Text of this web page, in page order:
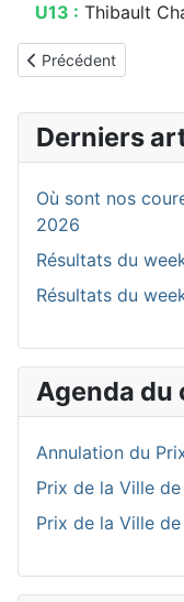
U13 : Thibault
Article précédent :
Précédent
Derniers
Où sont nos
2026
Résultats du
Résultats du
Agenda du
Annulation du
Prix de la Ville
Prix de la Ville